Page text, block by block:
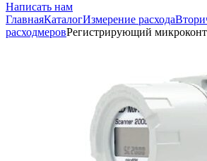
Написать нам
ГлавнаяКаталогИзмерение расхода
расходмеровРегистрирующий